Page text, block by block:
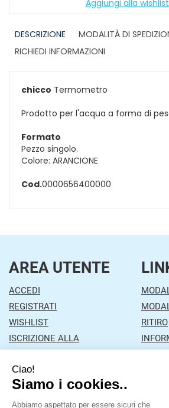
Aggiungi alla wishlist
DESCRIZIONE
MODALITÀ DI
RICHIEDI INFORMAZIONI
chicco Termometro
Prodotto per l'acqua a forma di
Formato
Pezzo singolo.
Colore: ARANCIONE
Cod.0000656400000
AREA UTENTE
ACCEDI
REGISTRATI
WISHLIST
ISCRIZIONE ALLA
CONTATTI
RITIRO